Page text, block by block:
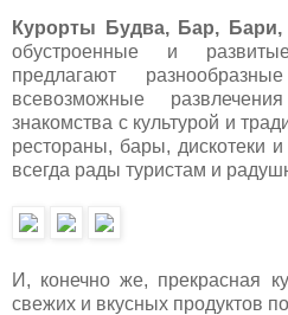
Курорты Будва, Бар, Бари,
обустроенные и
предлагают
всевозможные
знакомства с культурой и
рестораны, бары, дискотеки
всегда рады туристам и
И, конечно же, прекрасная
свежих и вкусных продуктов